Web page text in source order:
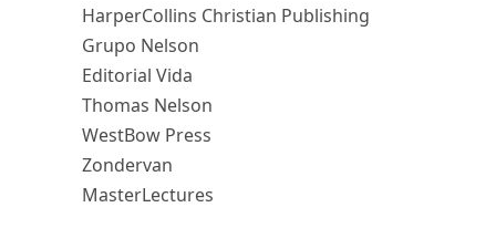
HarperCollins Christian Publishing
Grupo Nelson
Editorial Vida
Thomas Nelson
WestBow Press
Zondervan
MasterLectures